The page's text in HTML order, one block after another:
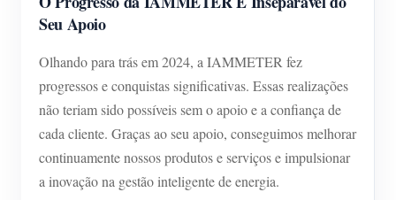
Blog
App Loja
Explorar site
Ranking FV
Seu Apoio
Olhando para trás em 2024, a IAMMETER fez
progressos e conquistas significativas. Essas realizações
não teriam sido possíveis sem o apoio e a confiança de
cada cliente. Graças ao seu apoio, conseguimos melhorar
continuamente nossos produtos e serviços e impulsionar
a inovação na gestão inteligente de energia.